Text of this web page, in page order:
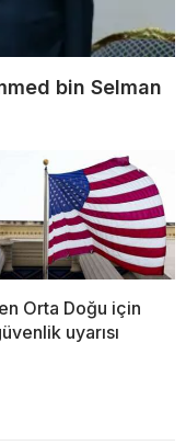
bin Selman
Orta Doğu için
uyarısı